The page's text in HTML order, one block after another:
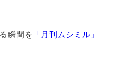
瞬間を 「月刊ムシミル」